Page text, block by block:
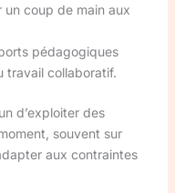
un coup de main aux
pédagogiques
travail collaboratif.
d’exploiter des
souvent sur
aux contraintes